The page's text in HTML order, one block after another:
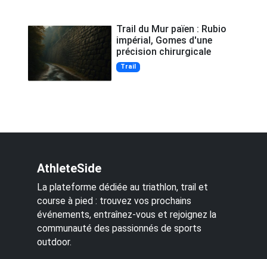
Trail du Mur païen : Rubio
impérial, Gomes d'une
précision chirurgicale
Trail
AthleteSide
La plateforme dédiée au triathlon, trail et
course à pied : trouvez vos prochains
événements, entraînez-vous et rejoignez la
communauté des passionnés de sports
outdoor.